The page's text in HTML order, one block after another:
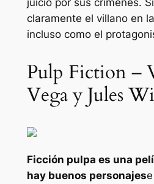
claramente el villano en
incluso como el
Pulp Fiction –
Vega y Jules
Ficción pulpa es una
hay buenos personajes